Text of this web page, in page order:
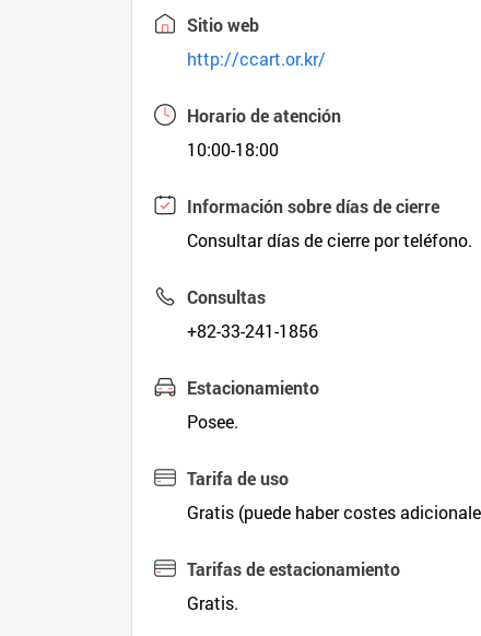
Sitio web
http://ccart.or.kr/
Horario de atención
10:00-18:00
Información sobre días de cierre
Consultar días de cierre por teléfono.
Consultas
+82-33-241-1856
Estacionamiento
Posee.
Tarifa de uso
Gratis (puede haber costes
Tarifas de estacionamiento
Gratis.